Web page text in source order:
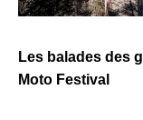
Les balades des
Moto Festival